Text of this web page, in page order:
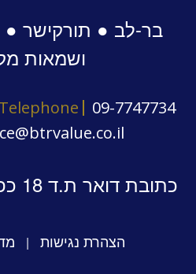
בר-לב ● תורקישר ●
ושמאות
Telephone
09-7747734
כתובת דואר ת.ד 18 כפר חיים, 4294500
הצהרת נגישות |